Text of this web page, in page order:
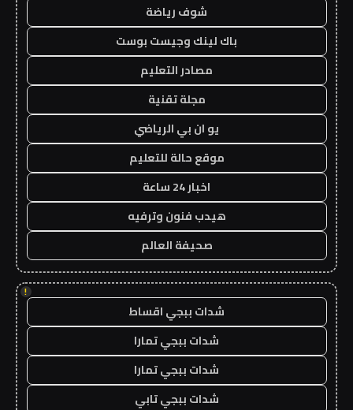
شوف رياضة
باك لينك وجيست بوست
مصادر التعليم
مجلة تقنية
يو ان بي الرياضي
موقع حالة للتعليم
اخبار 24 ساعة
هيدب فنون وترفيه
صحيفة العالم
!
شدات ببجي اقساط
شدات ببجي تمارا
شدات ببجي تمارا
شدات ببجي تابي